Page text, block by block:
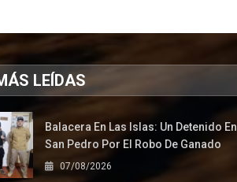
LEÍDAS
Balacera En Las Islas: Un Detenido En
San Pedro Por El Robo De Ganado
07/08/2026